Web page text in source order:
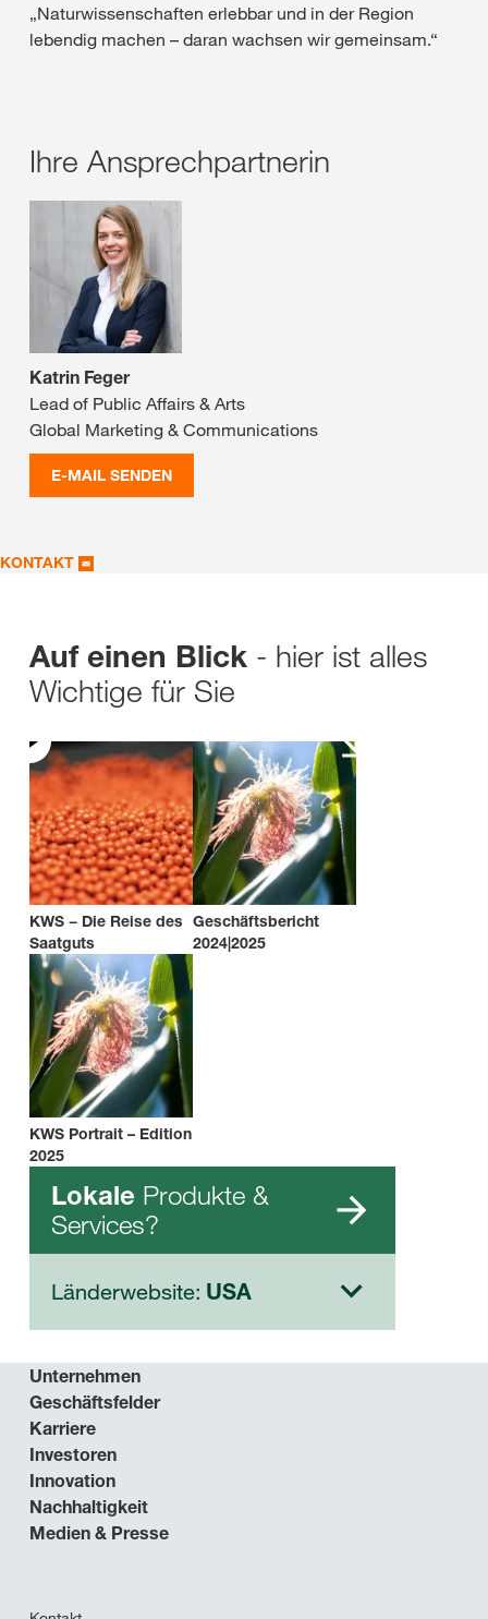
„Naturwissenschaften erlebbar und in der Region
lebendig machen – daran wachsen wir gemeinsam.“
Ihre Ansprechpartnerin
Katrin Feger
Lead of Public Affairs & Arts
Global Marketing & Communications
E-MAIL SENDEN
KONTAKT
Auf einen Blick - hier ist alles
Wichtige für Sie
KWS − Die Reise des
Saatguts
Geschäftsbericht
2024|2025
KWS Portrait – Edition
2025
Lokale Produkte &
Services?
Länderwebsite: USA
Unternehmen
Geschäftsfelder
Karriere
Investoren
Innovation
Nachhaltigkeit
Medien & Presse